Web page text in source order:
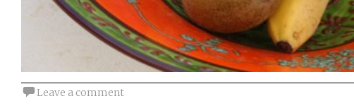
Leave a comment